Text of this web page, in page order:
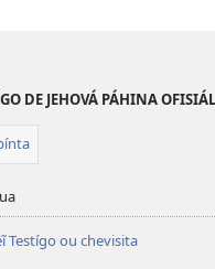
DE JEHOVÁ PÁHINA
Testígo ou chevisita